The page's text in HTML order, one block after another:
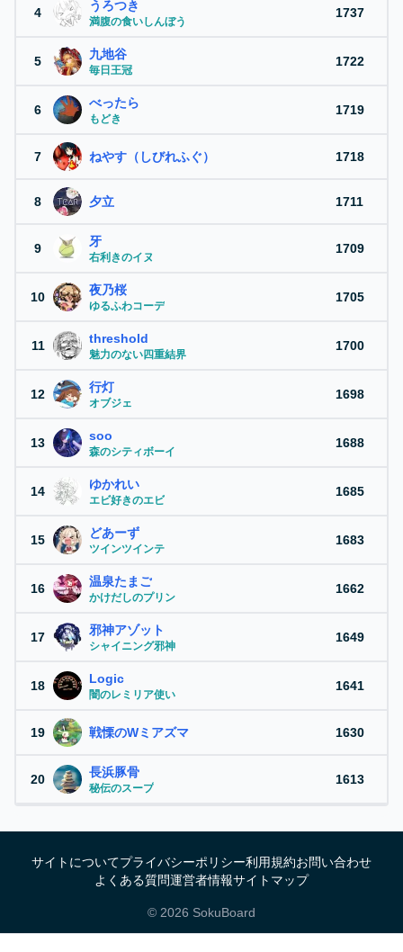
4 うろつき
満腹の食いしんぼう
1737
5 九地谷
毎日王冠
1722
6 べったら
もどき
1719
7 ねやす（しびれふぐ） 1718
8 夕立 1711
9 牙
右利きのイヌ
1709
10 夜乃桜
ゆるふわコーデ
1705
11 threshold
魅力のない四重結界
1700
12 行灯
オブジェ
1698
13 soo
森のシティボーイ
1688
14 ゆかれい
エビ好きのエビ
1685
15 どあーず
ツインツインテ
1683
16 温泉たまご
かけだしのプリン
1662
17 邪神アゾット
シャイニング邪神
1649
18 Logic
闇のレミリア使い
1641
19 戦慄のWミアズマ 1630
20 長浜豚骨
秘伝のスープ
1613
サイトについてプライバシーポリシー利用規約お問い合わせ
よくある質問運営者情報サイトマップ
© 2026 SokuBoard